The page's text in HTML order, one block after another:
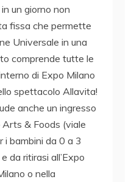
un giorno non
fissa che permette
Universale in una
comprende tutte le
di Expo Milano
spettacolo Allavita!
anche un ingresso
Arts & Foods (viale
i bambini da 0 a 3
da ritirasi all’Expo
o nella